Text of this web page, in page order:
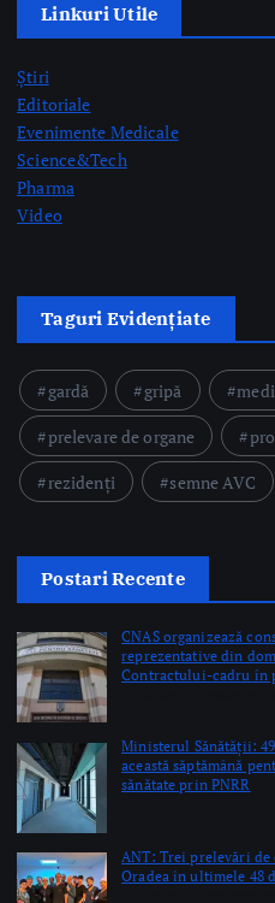
Linkuri Utile
Știri
Editoriale
Evenimente Medicale
Science&Tech
Pharma
Video
Taguri Evidențiate
gardă gripă
prelevare de organe
rezidenți
semne AVC
Postari Recente
CNAS organizează
reprezentative din
Contractului-cadru în
Ministerul Sănătății:
această săptămână
sănătate prin PNRR
ANT: Trei prelevări
Oradea în ultimele 48